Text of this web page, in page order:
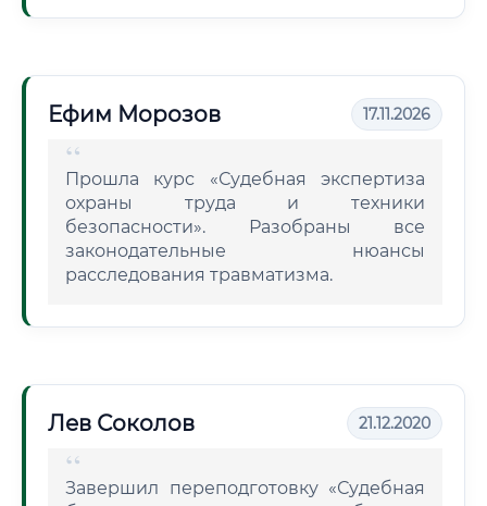
Ефим Морозов 17.11.2026
Прошла курс «Судебная экспертиза
охраны труда и техники
безопасности». Разобраны все
законодательные нюансы
расследования травматизма.
Лев Соколов 21.12.2020
Завершил переподготовку «Судебная